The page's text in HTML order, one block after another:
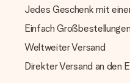
erfüllt?
Sollte das Geschenk wider
erfüllen, bitten wir dich,
kontaktieren. Dort wird dir
Lösungsvorschlag
Jedes Geschenk mit
Einfach
Weltweiter Versand
Direkter Versand an den